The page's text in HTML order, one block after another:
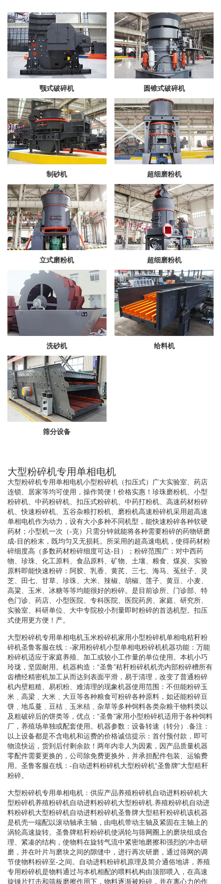
颚式破碎机 圆锥式破碎机
制砂机 超细磨粉机
立式磨粉机 超细磨粉机
洗砂机 给料机
筛分设备
大型粉碎机专用单相电机
大型粉碎机专用单相电机小型粉碎机（扣压式）广大实验室、药店
连锁、居家等均可使用，操作简便！价格实惠！珍珠磨粉机、小型
粉碎机、中药粉碎机、扣压式粉碎机、中药打粉机、高速药材粉碎
机、快速粉碎机、五谷杂粮打粉机、磨粉机高速粉碎机采用超高速
单相电机作为动力，设有大小多种不同机型，能快速粉碎各种软硬
药材；小型机一次（-克）只需分钟就能将各种需要粉碎的药物研磨
成-目的粉末，既均匀又无损耗。所采用的超高速电机，使得药材粉
碎细度高（多数药材粉碎细度可达-目）；粉碎范围广：对中西药
物、珍珠、化工原料、食品原料、矿物、土壤、粮食、煤炭、实验
原料即能快速粉碎：阿胶、乳香、黄芪、三七、海马、菟丝子、灵
芝、田七、甘草、珍珠、大米、辣椒、胡椒、莲子、黄豆、小麦、
高粱、玉米、冰糖等等均能很好的粉碎。是目前诊所、门诊部、特
色门诊、药店、小型医院、专科医院、医院药房、家庭、研究所、
实验室、科研单位、大中专院校小剂量即时粉碎的首选机型。扣压
式使用更方便！产。
大型粉碎机专用单相电机玉米粉碎机家用小型粉碎机单相电秸秆粉
碎机圣鲁客服在线：-家用粉碎机小型单相电粉碎机机器功能：万能
粉碎机适应于家庭养殖、加工或较小工作量的单位使用。本机小巧
玲珑，坚固耐用。机器构造：“圣鲁”秸秆粉碎机机壳内部粉碎槽所有
齿槽经精密机加工从而达到表面平滑，易于清理，改变了普通粉碎
机内壁粗糙、易积粉、难清理的现象机器使用范围：不但能粉碎玉
米﹑高梁﹑大米﹑大豆等各种粮食可粉碎各种原料，如还能粉碎豆
饼﹑地瓜蔓﹑豆桔﹑玉米桔﹑杂草等多种饲料各类杂粮干物料类以
及粗破碎后的饼类等，优点：“圣鲁”家用小型粉碎机适用于各种饲料
厂，养殖场单独或配套使用。机器参数：设备转速（转分）.备注：
以上设备都是不含电机和运费的价格诚信提示：首付预付款，即可
物流快运，货到后付剩余款！两年内非人为因素，因产品质量机器
零配件需要更换的，公司除免费更换外，并承担配件包装、运输费
用。圣鲁客服在线：-自动进料粉碎机大型粉碎机“圣鲁牌”大型秸秆
粉碎。
大型粉碎机专用单相电机：供应产品养殖粉碎机自动进料粉碎机大
型粉碎机养殖粉碎机自动进料粉碎机大型粉碎机.养殖粉碎机自动进
料粉碎机大型粉碎机自动进料粉碎机圣鲁牌大型秸秆粉碎机该机器
是机壳一端配以滚动轴承主轴，由电机带动主轴及紧固在主轴上的
涡轮高速旋转。圣鲁牌秸秆粉碎机使涡轮与筛网圈上的磨块组成合
理、紧凑的结构，使物料在旋转气流中紧密地磨擦和强烈的冲击研
磨，并在叶片与磨块之间的隙缝中，进行再次研磨，通过筛网的调
节使物料粉碎至-之间。自动进料粉碎机原理及简介通俗地讲，养殖
专用粉碎机是物料通过与本机相配的喂料机构由顶部喂入，在高速
旋锤片打击和筛板磨擦作用下，物料逐渐被粉碎，并在离心力的作